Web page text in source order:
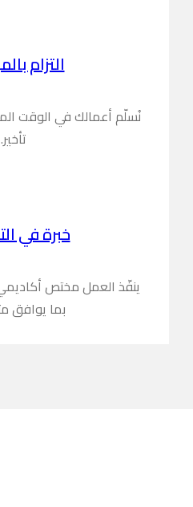
التزام
نُسلّم أعمالك في الوقت
تأخير.
خبرة في
ينفّذ العمل مختص
بما يوافق